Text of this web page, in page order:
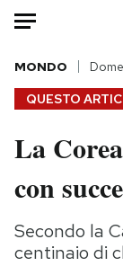
HOME
Italia
Politica
Tecnologia
Internet
QUESTO
MONDO
La
con
Secondo la
centinaio di